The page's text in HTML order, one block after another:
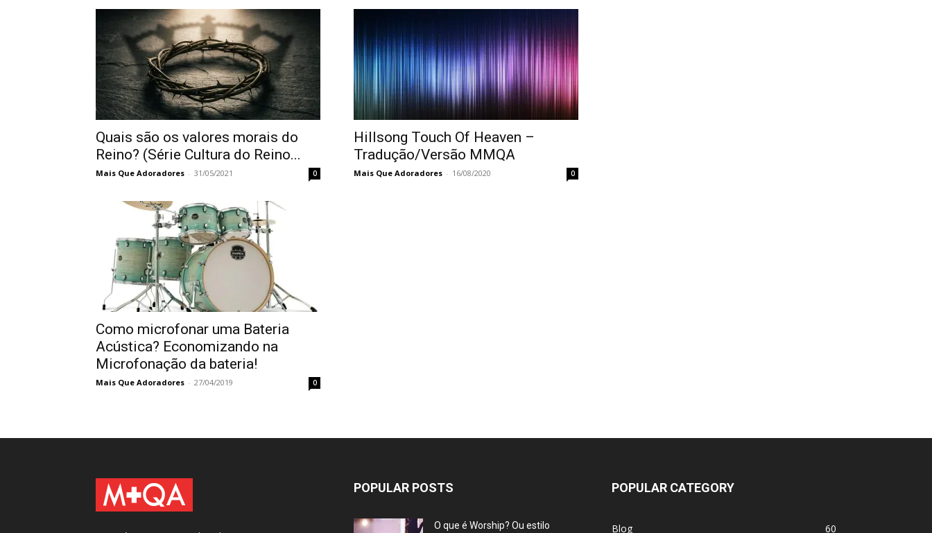
Quais são os valores morais do
Reino? (Série Cultura do Reino...
Mais Que Adoradores - 31/05/2021 0
Hillsong Touch Of Heaven –
Tradução/Versão MMQA
Mais Que Adoradores - 16/08/2020 0
Como microfonar uma Bateria
Acústica? Economizando na
Microfonação da bateria!
Mais Que Adoradores - 27/04/2019 0
POPULAR POSTS
O que é Worship? Ou estilo
POPULAR CATEGORY
Blog 60